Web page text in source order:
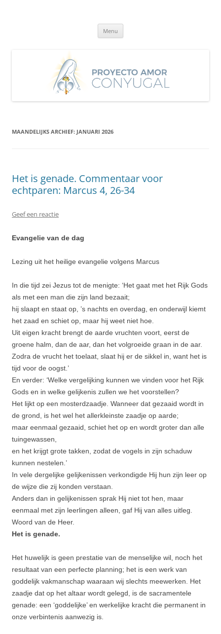
Menu
MAANDELIJKS ARCHIEF: JANUARI 2026
Het is genade. Commentaar voor
echtparen: Marcus 4, 26-34
Geef een reactie
Evangelie van de dag
Lezing uit het heilige evangelie volgens Marcus
In die tijd zei Jezus tot de menigte: ‘Het gaat met het Rijk Gods
als met een man die zijn land bezaait;
hij slaapt en staat op, ’s nachts en overdag, en onderwijl kiemt
het zaad en schiet op, maar hij weet niet hoe.
Uit eigen kracht brengt de aarde vruchten voort, eerst de
groene halm, dan de aar, dan het volgroeide graan in de aar.
Zodra de vrucht het toelaat, slaat hij er de sikkel in, want het is
tijd voor de oogst.’
En verder: ‘Welke vergelijking kunnen we vinden voor het Rijk
Gods en in welke gelijkenis zullen we het voorstel­len?
Het lijkt op een mosterdzaadje. Wanneer dat gezaaid wordt in
de grond, is het wel het allerkleinste zaadje op aarde;
maar eenmaal gezaaid, schiet het op en wordt groter dan alle
tuingewassen,
en het krijgt grote takken, zodat de vogels in zijn schaduw
kunnen nestelen.’
In vele dergelijke gelijkenis­sen verkondigde Hij hun zijn leer op
de wijze die zij konden verstaan.
Anders dan in gelijkenissen sprak Hij niet tot hen, maar
eenmaal met zijn leerlingen alleen, gaf Hij van alles uitleg.
Woord van de Heer.
Het is genade.
Het huwelijk is geen prestatie van de menselijke wil, noch het
resultaat van een perfecte planning; het is een werk van
goddelijk vakmanschap waaraan wij slechts meewerken. Het
zaadje dat op het altaar wordt gelegd, is de sacramentele
genade: een ‘goddelijke’ en werkelijke kracht die permanent in
onze verbintenis aanwezig is.